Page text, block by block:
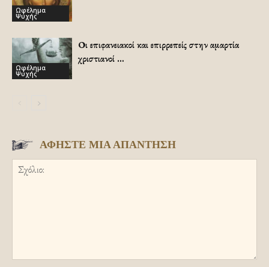
Ωφέλημα
Ψυχής
Ωφέλημα
Ψυχής
Οι επιφανειακοί και επιρρεπείς στην αμαρτία
χριστιανοί …
ΑΦΗΣΤΕ ΜΙΑ ΑΠΑΝΤΗΣΗ